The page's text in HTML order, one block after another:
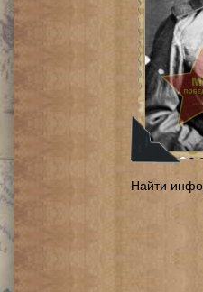
Найти